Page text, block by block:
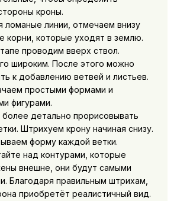
кроны.
ломаные линии, отмечаем внизу
корни, которые уходят в землю.
проводим вверх ствол.
широким. После этого можно
к добавлению ветвей и листьев.
простыми формами и
фигурами.
детально прорисовывать
Штрихуем крону начиная снизу.
форму каждой ветки.
над контурами, которые
внешне, они будут самыми
Благодаря правильным штрихам,
приобретёт реалистичный вид.